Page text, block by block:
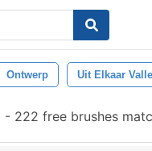
Ontwerp Uit Elkaar
- 222 free brushes